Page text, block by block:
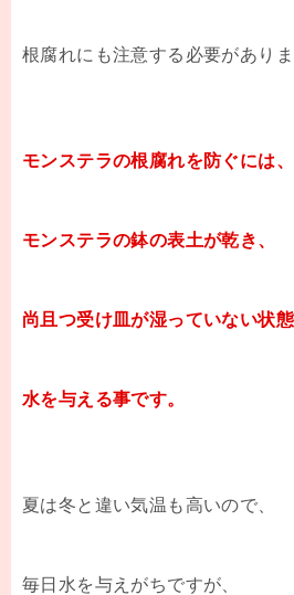
根腐れにも注意する必要がありま
モンステラの根腐れを防ぐには、
モンステラの鉢の表土が乾き、
尚且つ受け皿が湿っていない状態
水を与える事です。
夏は冬と違い気温も高いので、
毎日水を与えがちですが、